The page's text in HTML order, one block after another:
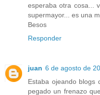
esperaba otra cosa...
supermayor... es una
Besos
Responder
juan 6 de agosto de
Estaba ojeando blogs
pegado un frenazo